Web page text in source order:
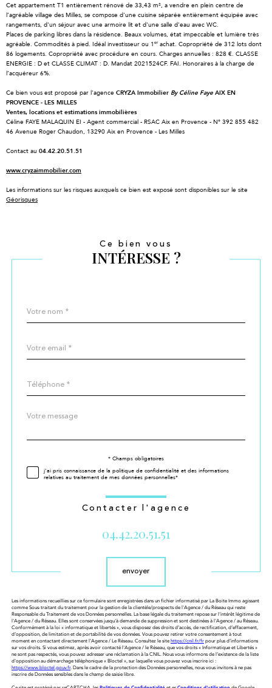
Cet appartement T1 entièrement rénové de 33,43 m², a vendre en plein centre de
l’agréable village des Milles, se compose d'une cuisine séparée entièrement équipée avec
rangements, d'un séjour avec une armoire lit et d'une salle d'eau avec WC.
Places de parking libres dans la résidence. Beaux volumes, état impeccable et lumière très
agréable. Commodités à pied. Idéal investisseur ou 1 erachat. Copropriété de 312 lots dont
86 logements. Copropriété avec procédure en cours. Charges annuelles : 828 €. CLASSE
ENERGIE : D et CLASSE CLIMAT : D. Mandat 2021524CF. FAI. Honoraires à la charge de
l’acquéreur 6%.
Ce bien vous est proposé par l'agence CRYZA Immobilier By Céline Faye AIX EN
PROVENCE - LES MILLES
Ventes, locations et estimations immobilières
Céline FAYE MALAQUIN EI - Agent commercial - RSAC Aix en Provence - N° 392 855 482
46 Avenue Roger Chaudon, 13290 Aix en Provence - Les Milles
Contact au 04.42.20.51.51
www.cryzaimmobilier.com
Les informations sur les risques auxquels ce bien est exposé sont disponibles sur le site
Géorisques
Ce bien vous
INTÉRESSE ?
par
*
*
*
Fieldset
Message
*
* Champs obligatoires
j'ai pris connaissance de la politique de confidentialité et des informations
relatives au traitement de mes données personnelles*
Contacter l'agence
04.42.20.51.51
envoyer
Les informations recueillies sur ce formulaire sont enregistrées dans un fichier informatisé par La Boite Immo agissant
comme Sous-traitant du traitement pour la gestion de la clientèle/prospects de l'Agence / du Réseau qui reste
Responsable du Traitement de vos Données personnelles. La base légale du traitement repose sur l'intérêt légitime de
l'Agence / du Réseau. Elles sont conservées jusqu'à demande de suppression et sont destinées à l'Agence / au Réseau.
Conformément à la loi « informatique et libertés », vous disposez des droits d’accès, de rectification, d’effacement,
d’opposition, de limitation et de portabilité de vos données. Vous pouvez retirer votre consentement à tout
moment en contactant directement l’Agence / Le Réseau. Consultez le sitehttps://cnil.fr/frpour plus d’informations
sur vos droits. Si vous estimez, après avoir contacté l'Agence / le Réseau, que vos droits « Informatique et Libertés »
ne sont pas respectés, vous pouvez adresser une réclamation à la CNIL. Nous vous informons de l’existence de la liste
d'opposition au démarchage téléphonique « Bloctel », sur laquelle vous pouvez vous inscrire ici :
https://www.bloctel.gouv.fr. Dans le cadre de la protection des Données personnelles, nous vous invitons à ne pas
inscrire de Données sensibles dans le champ de saisie libre.